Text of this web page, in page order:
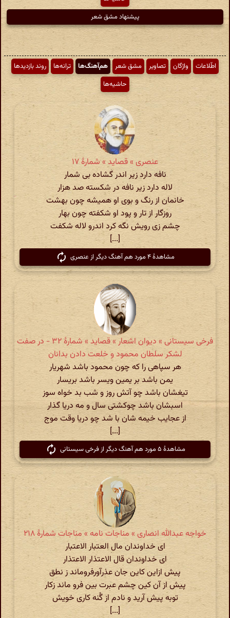
پیشنهاد مشق شعر
اطّلاعات واژگان تصاویر مشق شعر هم‌آهنگ‌ها ترانه‌ها
روند بازدیدها
حاشیه‌ها
عنصری » قصاید » شمارهٔ ۱۷
نافه دارد زیر اندر گشاده بی شمار
لاله دارد زیر نافه در شکسته صد هزار
خانمان از رنگ و بوی او همیشه چون بهشت
روزگار از تار و پود او شکفته چون بهار
چشم زی رویش نگه کرد اندرو لاله شکفت
[...]
مشاهدهٔ ۴ مورد هم آهنگ دیگر از عنصری
فرخی سیستانی » دیوان اشعار » قصاید » شمارهٔ ۳۲ - در صفت
لشکر سلطان محمود و خلعت دادن بدانان
هر سپاهی را که چون محمود باشد شهریار
یمن باشد بر یمین ویسر باشد بریسار
تیغشان باشد چو آتش روز و شب بد خواه سوز
اسبشان باشد چوکشتی سال و مه دریا گذار
از عجایب خیمه شان با شد چو دریا وقت موج
[...]
مشاهدهٔ ۵ مورد هم آهنگ دیگر از فرخی سیستانی
خواجه عبدالله انصاری » مناجات نامه » مناجات شمارهٔ ۲۱۸
ای خداوندان مال العتبار الاعتبار
ای خداوندان قال الاعتذار الاعتذار
پیش ازاین کاین جان عذرآورفروماند ز نطق
پیش از آن کین چشم عبرت بین فرو ماند زکار
توبه پیش آرید و نادم از گُنه کاری خویش
[...]